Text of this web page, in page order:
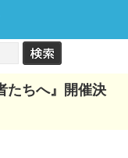
たちへ』開催決